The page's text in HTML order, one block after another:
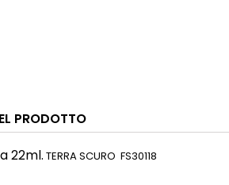
PRODOTTO
22ml. TERRA SCURO FS30118